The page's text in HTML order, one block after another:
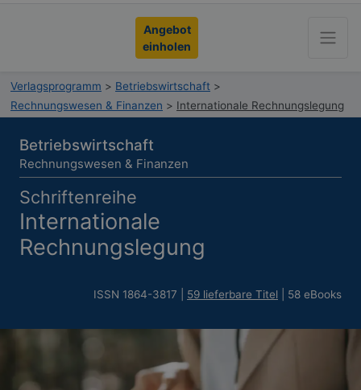
Angebot
einholen
Verlagsprogramm > Betriebswirtschaft >
Rechnungswesen & Finanzen > Internationale Rechnungslegung
Betriebswirtschaft
Rechnungswesen & Finanzen
Schriftenreihe
Internationale
Rechnungslegung
ISSN 1864-3817 | 59 lieferbare Titel | 58 eBooks